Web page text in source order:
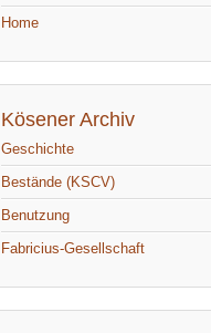
Home
Kösener Archiv
Geschichte
Bestände (KSCV)
Benutzung
Fabricius-Gesellschaft